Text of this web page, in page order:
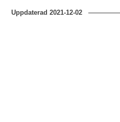
Uppdaterad2021-12-02